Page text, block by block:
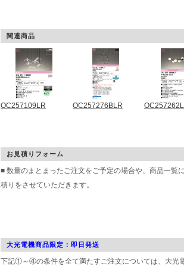
関連商品
OC257109LR OC257276BLR
お見積りフォーム
■ 数量のまとまったご注文をご予定の場合や、商品一覧
積りをさせていただきます。
大光電機商品限定：即日発送
下記①～④の条件を全て満たすご注文については、大光